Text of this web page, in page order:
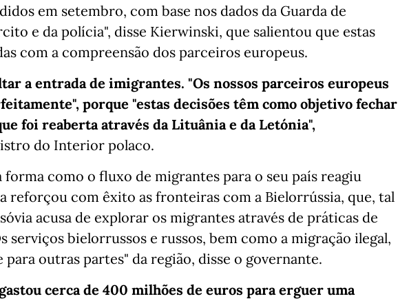
em setembro, com base nos dados da Guarda de
e da polícia", disse Kierwinski, que salientou que estas
com a compreensão dos parceiros europeus.
a entrada de imigrantes. "Os nossos parceiros europeus
porque "estas decisões têm como objetivo fechar
foi reaberta através da Lituânia e da Letónia",
do Interior polaco.
como o fluxo de migrantes para o seu país reagiu
reforçou com êxito as fronteiras com a Bielorrússia, que, tal
acusa de explorar os migrantes através de práticas de
serviços bielorrussos e russos, bem como a migração ilegal,
para outras partes" da região, disse o governante.
cerca de 400 milhões de euros para erguer uma